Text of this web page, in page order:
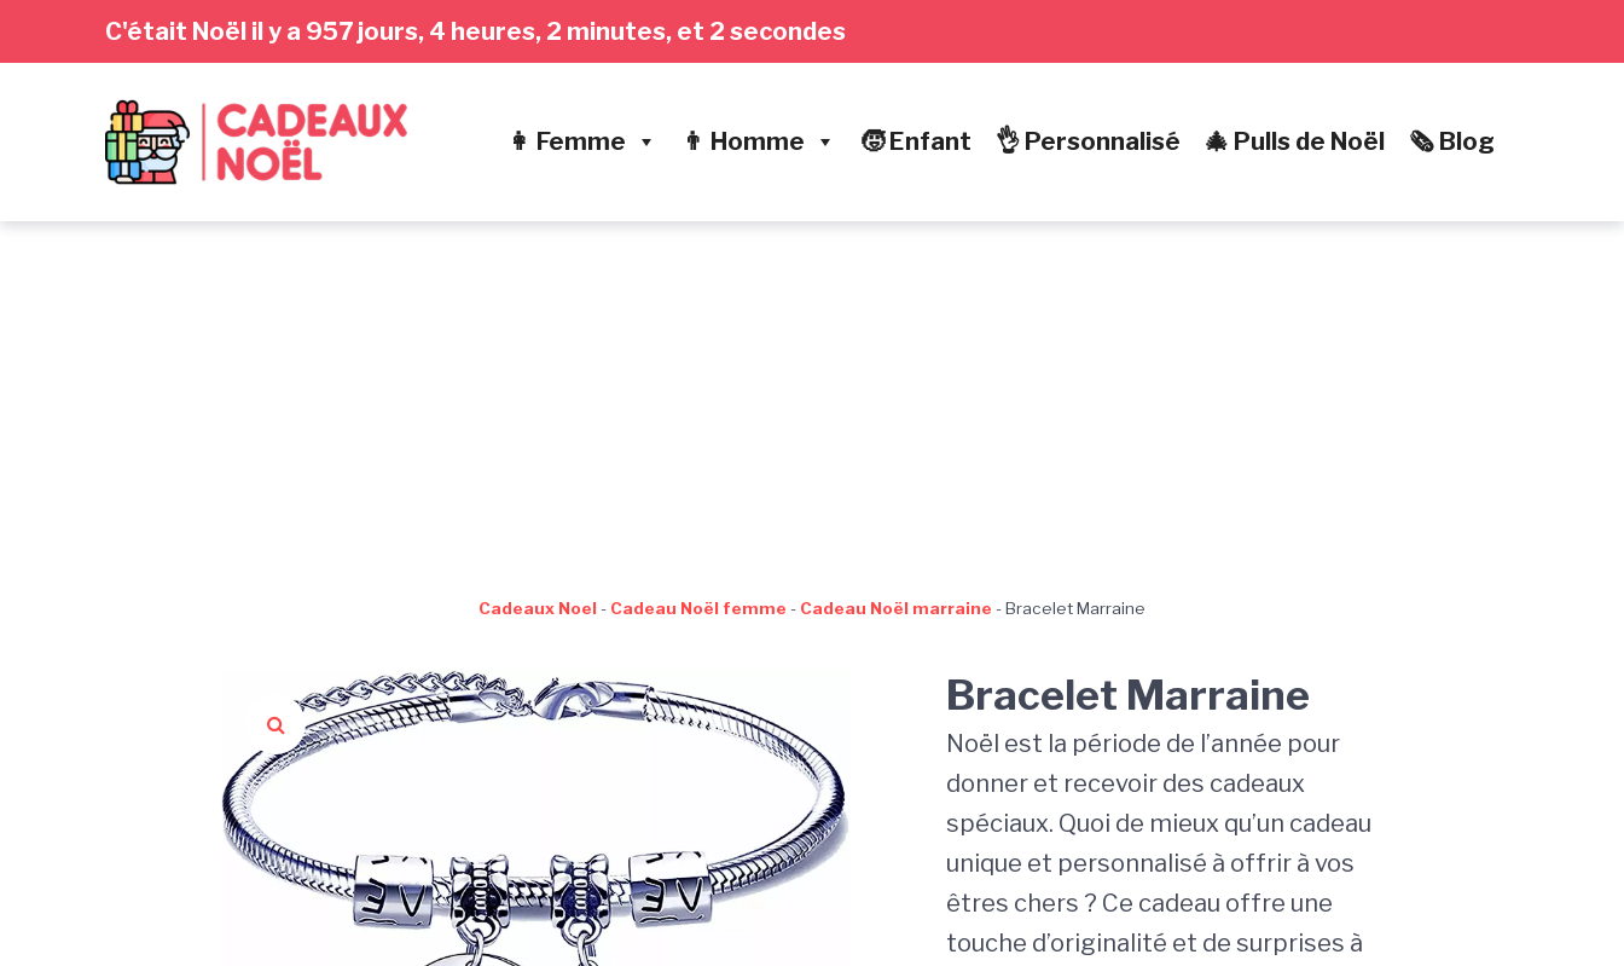
navigation
C'était Noël il y a 957 jours, 4 heures, 2 minutes, et 3 secondes
👩 Femme 👨 Homme 🧒 Enfant 👌 Personnalisé 🎄 Pulls de Noël 🗞️ Blog
Cadeaux Noel - Cadeau Noël femme - Cadeau Noël marraine -Bracelet Marraine
Bracelet Marraine
Noël est la période de l’année pour
donner et recevoir des cadeaux
spéciaux. Quoi de mieux qu’un cadeau
unique et personnalisé à offrir à vos
êtres chers ? Ce cadeau offre une
touche d’originalité et de surprises à